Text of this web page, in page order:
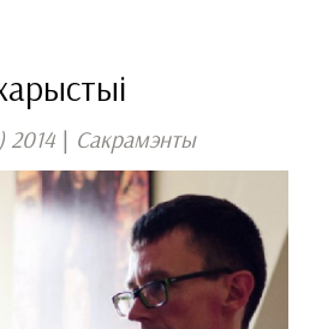
2014 | Сакрамэнты